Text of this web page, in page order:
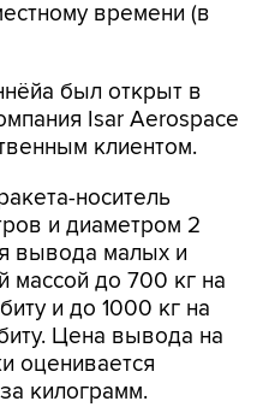
времени (в
был открыт в
Isar Aerospace
клиентом.
носитель
и диаметром 2
вывода малых и
массой до 700 кг на
и до 1000 кг на
Цена вывода на
оценивается
килограмм.